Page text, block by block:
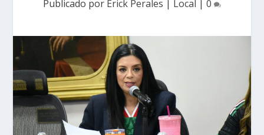
Publicado por Erick Perales | Local | 0